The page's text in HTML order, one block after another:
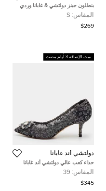
بنطلون جينز دولتشي & غابانا وردي
دنيم مستقيم صغير خصر 30 بوصة
المقاس: S
$269
تمت الإضافة 3 أيام مضت
دولتشي أند غابانا
حذاء كعب عالي دولتشي أند غابانا
بلوتشي مزخرف كريستال دانتيل
تاورمينا رمادي مقاس 39.5
المقاس: 39
$345